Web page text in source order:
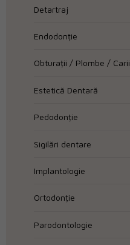
Detartraj
Endodonție
Obturații / Plombe / Carii
Estetică Dentară
Pedodonție
Sigilări dentare
Implantologie
Ortodonție
Parodontologie